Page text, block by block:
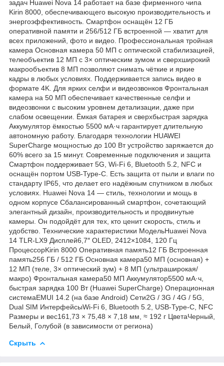
задач Huawei Nova 14 работает на базе фирменного чипа
Kirin 8000, обеспечивающего высокую производительность и
энергоэффективность. Смартфон оснащён 12 ГБ
оперативной памяти и 256/512 ГБ встроенной — хватит для
всех приложений, фото и видео. Профессиональная тройная
камера Основная камера 50 МП с оптической стабилизацией,
телеобъектив 12 МП с 3× оптическим зумом и сверхширокий
макрообъектив 8 МП позволяют снимать чёткие и яркие
кадры в любых условиях. Поддерживается запись видео в
формате 4K. Для ярких селфи и видеозвонков Фронтальная
камера на 50 МП обеспечивает качественные селфи и
видеозвонки с высоким уровнем детализации, даже при
слабом освещении. Ёмкая батарея и сверхбыстрая зарядка
Аккумулятор ёмкостью 5500 мА·ч гарантирует длительную
автономную работу. Благодаря технологии HUAWEI
SuperCharge мощностью до 100 Вт устройство заряжается до
60% всего за 15 минут. Современные подключения и защита
Смартфон поддерживает 5G, Wi-Fi 6, Bluetooth 5.2, NFC и
оснащён портом USB-Type-C. Есть защита от пыли и влаги по
стандарту IP65, что делает его надёжным спутником в любых
условиях. Huawei Nova 14 — стиль, технологии и мощь в
одном корпусе Сбалансированный смартфон, сочетающий
элегантный дизайн, производительность и продвинутые
камеры. Он подойдёт для тех, кто ценит скорость, стиль и
удобство. Технические характеристики МодельHuawei Nova
14 TLR-LX9 Дисплей6,7″ OLED, 2412×1084, 120 Гц
ПроцессорKirin 8000 Оперативная память12 ГБ Встроенная
память256 ГБ / 512 ГБ Основная камера50 МП (основная) +
12 МП (теле, 3× оптический зум) + 8 МП (ультраширокая/
макро) Фронтальная камера50 МП Аккумулятор5500 мА·ч,
быстрая зарядка 100 Вт (Huawei SuperCharge) Операционная
системаEMUI 14.2 (на базе Android) Сети2G / 3G / 4G / 5G,
Dual SIM ИнтерфейсыWi-Fi 6, Bluetooth 5.2, USB-Type-C, NFC
Размеры и вес161,73 × 75,48 × 7,18 мм, ≈ 192 г ЦветаЧерный,
Белый, Голубой (в зависимости от региона)
Скрыть